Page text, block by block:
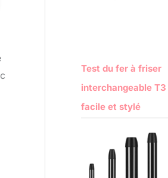
Test du fer à friser
interchangeable
facile et stylé